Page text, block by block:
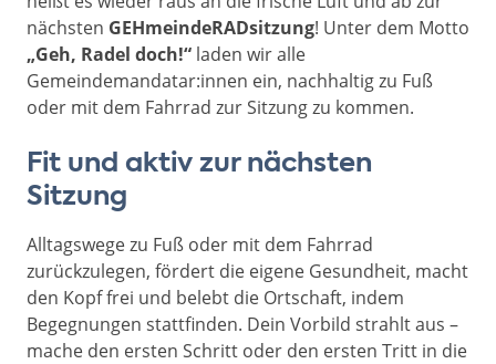
nächsten GEHmeindeRADsitzung! Unter dem Motto
„Geh, Radel doch!“ laden wir alle
Gemeindemandatar:innen ein, nachhaltig zu Fuß
oder mit dem Fahrrad zur Sitzung zu kommen.
Fit und aktiv zur nächsten
Sitzung
Alltagswege zu Fuß oder mit dem Fahrrad
zurückzulegen, fördert die eigene Gesundheit, macht
den Kopf frei und belebt die Ortschaft, indem
Begegnungen stattfinden. Dein Vorbild strahlt aus –
mache den ersten Schritt oder den ersten Tritt in die